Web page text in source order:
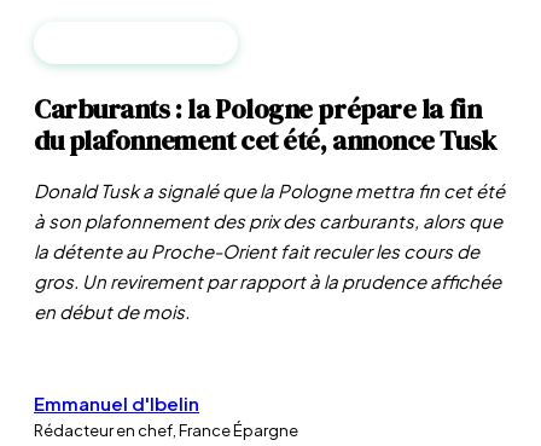
Carburants : la Pologne prépare la fin
du plafonnement cet été, annonce Tusk
Donald Tusk a signalé que la Pologne mettra fin cet été
à son plafonnement des prix des carburants, alors que
la détente au Proche-Orient fait reculer les cours de
gros. Un revirement par rapport à la prudence affichée
en début de mois.
Emmanuel d'Ibelin
Rédacteur en chef, France Épargne